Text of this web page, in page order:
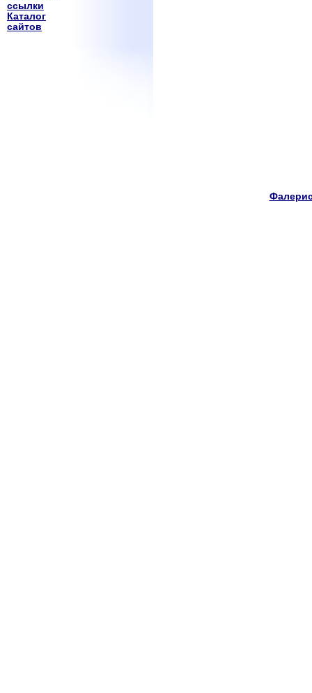
ссылки
Каталог
сайтов